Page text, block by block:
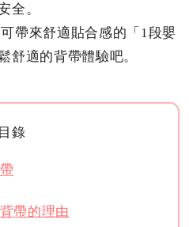
全。
帶來舒適貼合感的「1段嬰
舒適的背帶體驗吧。
目錄
帶的理由